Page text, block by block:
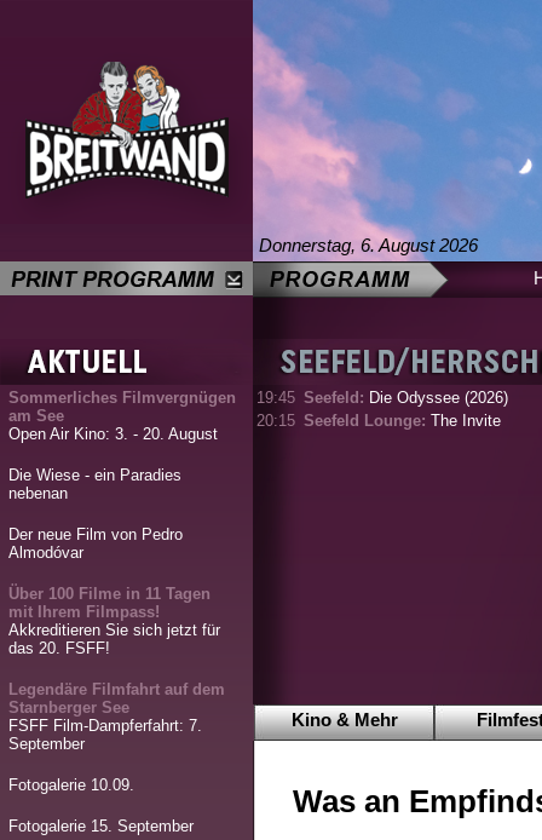
Donnerstag, 6. August 2026
Sommerliches Filmvergnügen
am See
Open Air Kino: 3. - 20. August
Die Wiese - ein Paradies
nebenan
Der neue Film von Pedro
Almodóvar
Über 100 Filme in 11 Tagen
mit Ihrem Filmpass!
Akkreditieren Sie sich jetzt für
das 20. FSFF!
Legendäre Filmfahrt auf dem
Starnberger See
FSFF Film-Dampferfahrt: 7.
September
Fotogalerie 10.09.
Fotogalerie 15. September
19:45 Seefeld: Die Odyssee (2026)
20:15 Seefeld Lounge: The Invite
Kino & Mehr
Was an